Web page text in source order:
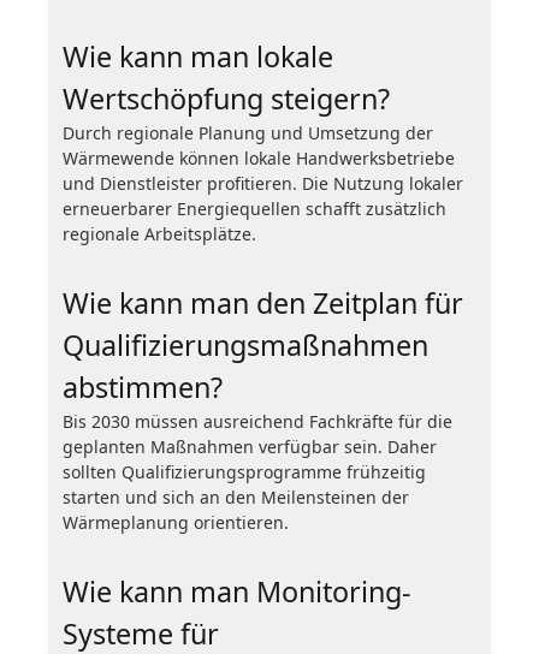
Wie kann man lokale
Wertschöpfung steigern?
Durch regionale Planung und Umsetzung der
Wärmewende können lokale Handwerksbetriebe
und Dienstleister profitieren. Die Nutzung lokaler
erneuerbarer Energiequellen schafft zusätzlich
regionale Arbeitsplätze.
Wie kann man den Zeitplan für
Qualifizierungsmaßnahmen
abstimmen?
Bis 2030 müssen ausreichend Fachkräfte für die
geplanten Maßnahmen verfügbar sein. Daher
sollten Qualifizierungsprogramme frühzeitig
starten und sich an den Meilensteinen der
Wärmeplanung orientieren.
Wie kann man Monitoring-
Systeme für